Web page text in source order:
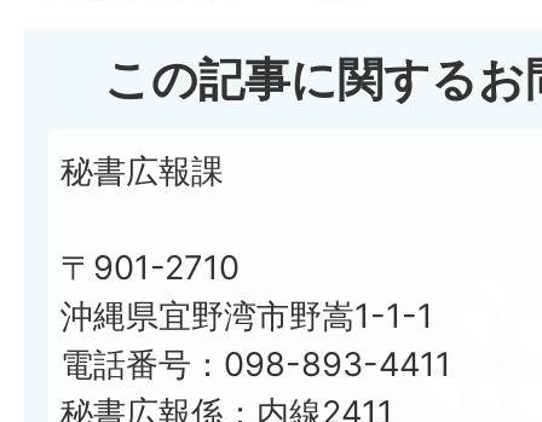
この記事に関する
秘書広報課
〒901-2710
沖縄県宜野湾市野嵩1-1-1
電話番号：098-893-4411
秘書広報係：内線2411